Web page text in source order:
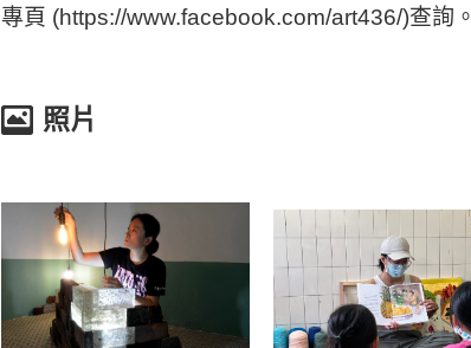
專頁 (https://www.facebook.com/art436/)查詢。
照片